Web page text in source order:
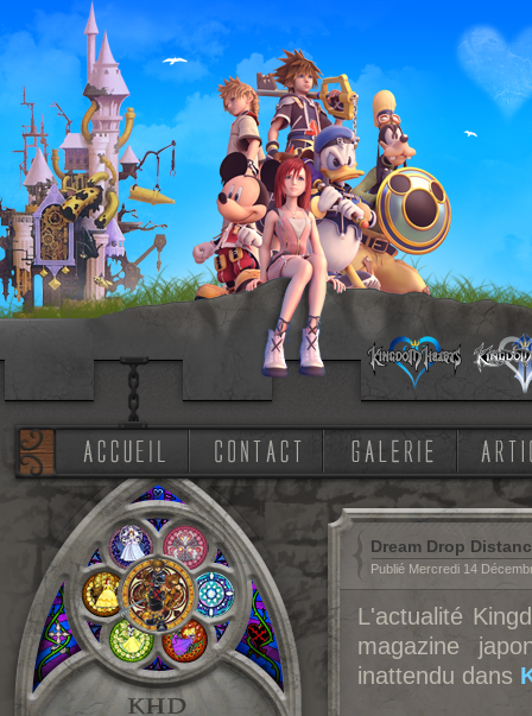
Dream Drop
Publié Mercredi 14
L'actualité
magazine
inattendu dans